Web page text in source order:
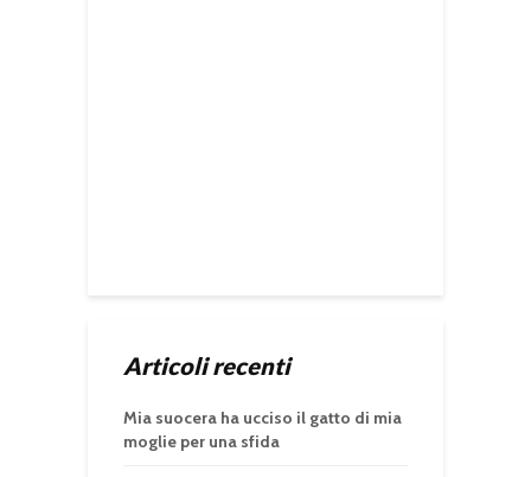
Articoli recenti
Mia suocera ha ucciso il gatto di mia
moglie per una sfida